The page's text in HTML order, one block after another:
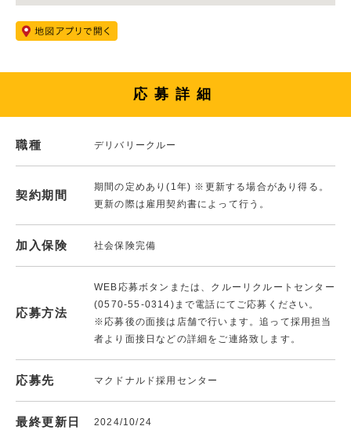
応募詳細
職種 デリバリークルー
契約期間
期間の定めあり(1年) ※更新する場合があり得る。
更新の際は雇用契約書によって行う。
加入保険 社会保険完備
応募方法
WEB応募ボタンまたは、クルーリクルートセンター
(0570-55-0314)まで電話にてご応募ください。
※応募後の面接は店舗で行います。追って採用担当
者より面接日などの詳細をご連絡致します。
応募先 マクドナルド採用センター
最終更新日 2024/10/24